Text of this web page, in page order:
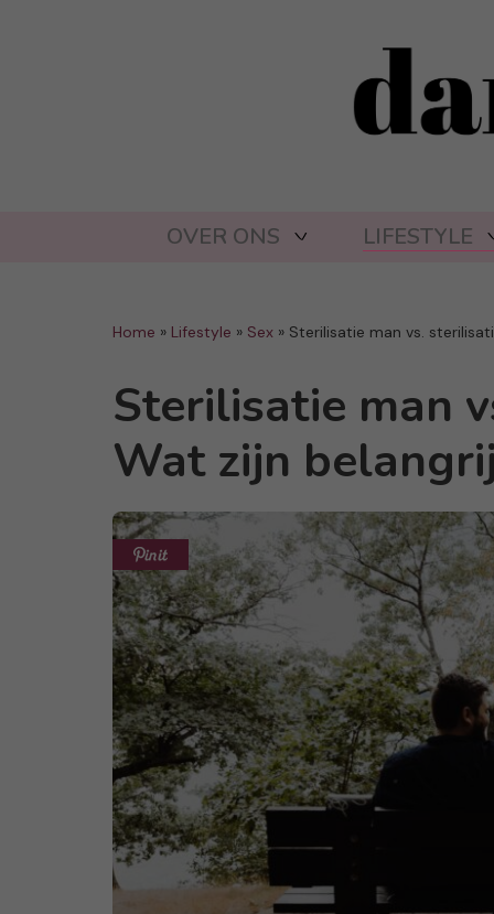
OVER ONS LIFESTYLE
Home » Lifestyle » Sex » Sterilisatie man vs.
Sterilisatie man
Wat zijn